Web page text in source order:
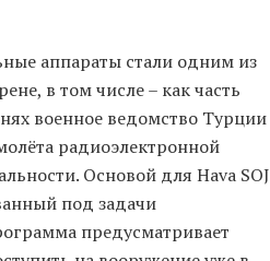
аппараты стали одним из
в том числе – как часть
военное ведомство Турции
радиоэлектронной
Основой для Hava SOJ
под задачи
предусматривает